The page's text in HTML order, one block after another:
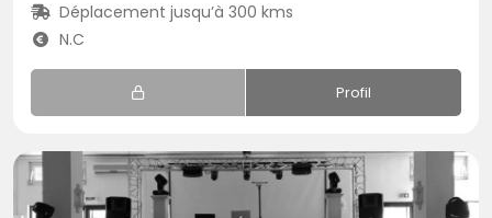
Déplacement jusqu’à 300 kms
N.C
Profil